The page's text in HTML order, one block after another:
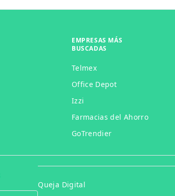
EMPRESAS MÁS
BUSCADAS
Telmex
Office Depot
Izzi
Farmacias del Ahorro
GoTrendier
Queja Digital